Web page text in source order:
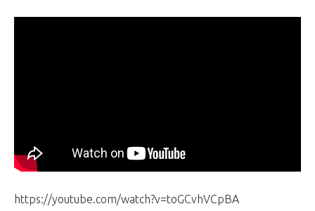
https://youtube.com/watch?v=toGCvhVCpBA